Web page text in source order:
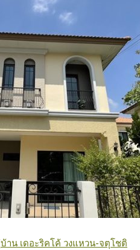
าน เดอะริคโค้ วงแหวน-จตุโชติ